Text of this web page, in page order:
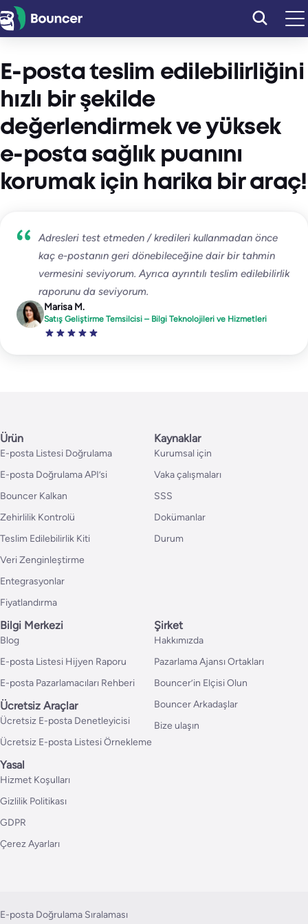
İçeriğe
geç
E-posta teslim edilebilirliğini
hızlı bir şekilde
değerlendirmek ve yüksek
e-posta sağlık puanını
korumak için harika bir araç!
Adresleri test etmeden / kredileri kullanmadan önce
kaç e-postanın geri dönebileceğine dair bir tahmin
vermesini seviyorum. Ayrıca ayrıntılı teslim edilebilirlik
raporunu da seviyorum.
Marisa M.
Satış Geliştirme Temsilcisi – Bilgi Teknolojileri ve Hizmetleri
Ürün
E-posta Listesi Doğrulama
E-posta Doğrulama API’si
Bouncer Kalkan
Zehirlilik Kontrolü
Teslim Edilebilirlik Kiti
Veri Zenginleştirme
Entegrasyonlar
Fiyatlandırma
Kaynaklar
Kurumsal için
Vaka çalışmaları
SSS
Dokümanlar
Durum
Bilgi Merkezi
Blog
E-posta Listesi Hijyen Raporu
E-posta Pazarlamacıları Rehberi
Ücretsiz Araçlar
Ücretsiz E-posta Denetleyicisi
Ücretsiz E-posta Listesi Örnekleme
Şirket
Hakkımızda
Pazarlama Ajansı Ortakları
Bouncer’in Elçisi Olun
Bouncer Arkadaşlar
Bize ulaşın
Yasal
Hizmet Koşulları
Gizlilik Politikası
GDPR
Çerez Ayarları
E-posta Doğrulama Sıralaması